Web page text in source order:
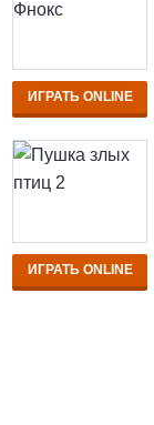
ИГРАТЬ ONLINE
ИГРАТЬ ONLINE